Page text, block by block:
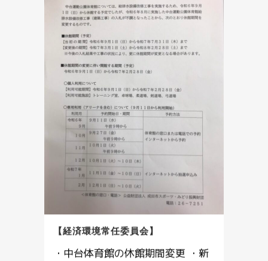
【経済環境常任委員会】
・中台体育館の休館期間変更 ・新